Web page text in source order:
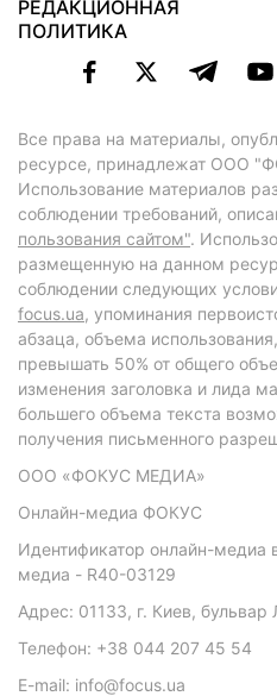
РЕДАКЦИОННАЯ
ПОЛИТИКА
Все права на материалы,
ресурсе, принадлежат ООО
Использование материалов
соблюдении требований,
пользования сайтом".
размещенную на данном
соблюдении следующих
focus.ua, упоминания
абзаца, объема
превышать 50% от общего
изменения заголовка и лида
большего объема текста
получения письменного
ООО «ФОКУС МЕДИА»
Онлайн-медиа ФОКУС
Идентификатор онлайн-медиа
медиа - R40-03129
Адрес: 01133, г. Киев, бульвар
Телефон: +38 044 207 45 54
E-mail: info@focus.ua